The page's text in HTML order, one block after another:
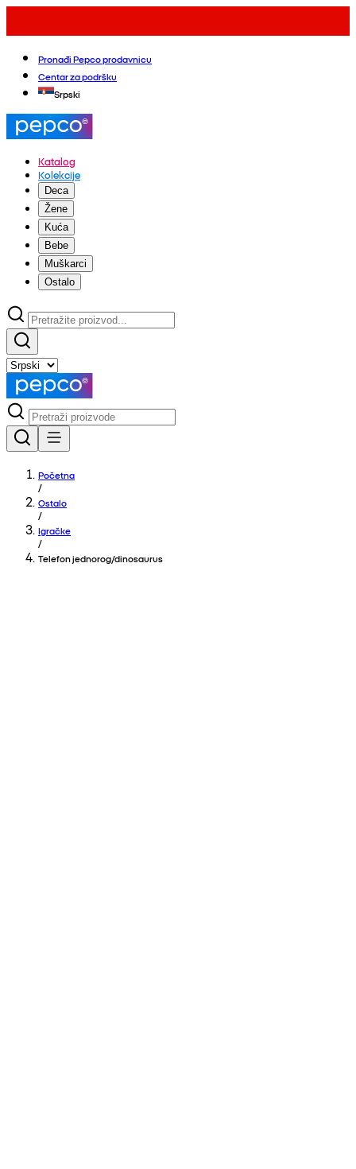
Pronađi Pepco prodavnicu
Centar za podršku
Srpski
Katalog
Kolekcije
Deca
Žene
Kuća
Bebe
Muškarci
Ostalo
Početna
/
Ostalo
/
Igračke
/
Telefon jednorog/dinosaurus